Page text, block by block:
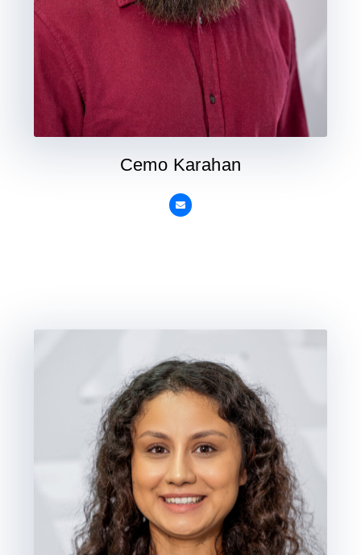
Cemo Karahan